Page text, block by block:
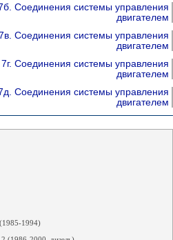
Соединения системы управления
двигателем
Соединения системы управления
двигателем
Соединения системы управления
двигателем
Соединения системы управления
двигателем
1994)